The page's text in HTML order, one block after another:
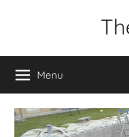
Menu